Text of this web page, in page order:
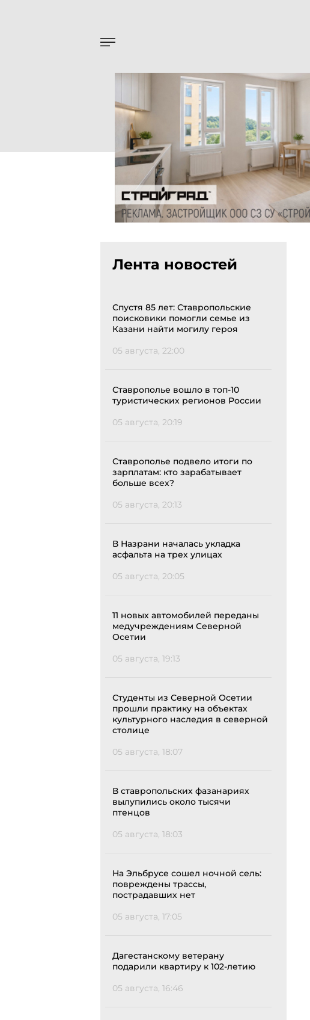
Лента новостей
Спустя 85 лет: Ставропольские
поисковики помогли семье из
Казани найти могилу героя
05 августа, 22:00
Ставрополье вошло в топ-10
туристических регионов России
05 августа, 20:19
Ставрополье подвело итоги по
зарплатам: кто зарабатывает
больше всех?
05 августа, 20:13
В Назрани началась укладка
асфальта на трех улицах
05 августа, 20:05
11 новых автомобилей переданы
медучреждениям Северной
Осетии
05 августа, 19:13
Студенты из Северной Осетии
прошли практику на объектах
культурного наследия в северной
столице
05 августа, 18:07
В ставропольских фазанариях
вылупились около тысячи
птенцов
05 августа, 18:03
На Эльбрусе сошел ночной сель:
повреждены трассы,
пострадавших нет
05 августа, 17:05
Дагестанскому ветерану
подарили квартиру к 102-летию
05 августа, 16:46